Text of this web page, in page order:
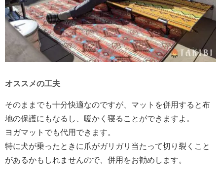
オススメの工夫
そのままでも十分快適なのですが、マットを併用すると布
地の保護にもなるし、暖かく寝ることができますよ。
ヨガマットでも代用できます。
特に犬が乗ったときに爪がガリガリ当たって切り裂くこと
があるかもしれませんので、併用をお勧めします。